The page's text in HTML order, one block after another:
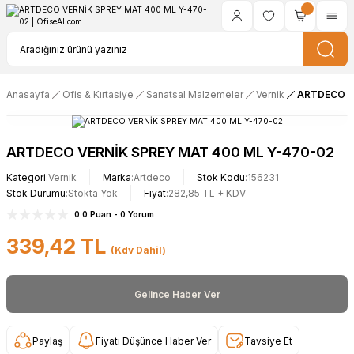
Anasayfa Ofis & Kırtasiye Sanatsal Malzemeler Vernik ARTDECO
ARTDECO VERNİK SPREY MAT 400 ML Y-470-02
Kategori Vernik Marka Artdeco Stok Kodu 156231
Stok Durumu Stokta Yok Fiyat 282,85 TL + KDV
0.0 Puan - 0 Yorum
339,42 TL (Kdv Dahil)
Gelince Haber Ver
Paylaş Fiyatı Düşünce Haber Ver Tavsiye Et